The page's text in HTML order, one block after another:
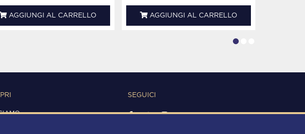
AGGIUNGI AL CARRELLO AGGIUNGI AL CARRELLO
SEGUICI